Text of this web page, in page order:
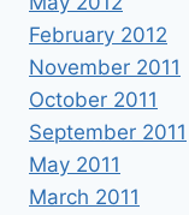
February 2012
November 2011
October 2011
September 2011
May 2011
March 2011